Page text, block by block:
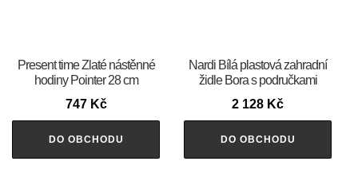
Present time Zlaté nástěnné
hodiny Pointer 28 cm
747 Kč
DO OBCHODU
Nardi Bílá plastová zahradní
židle Bora s područkami
2 128 Kč
DO OBCHODU